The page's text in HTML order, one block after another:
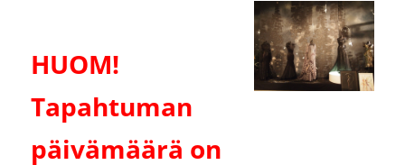
HUOM!
Tapahtuman
päivämäärä on